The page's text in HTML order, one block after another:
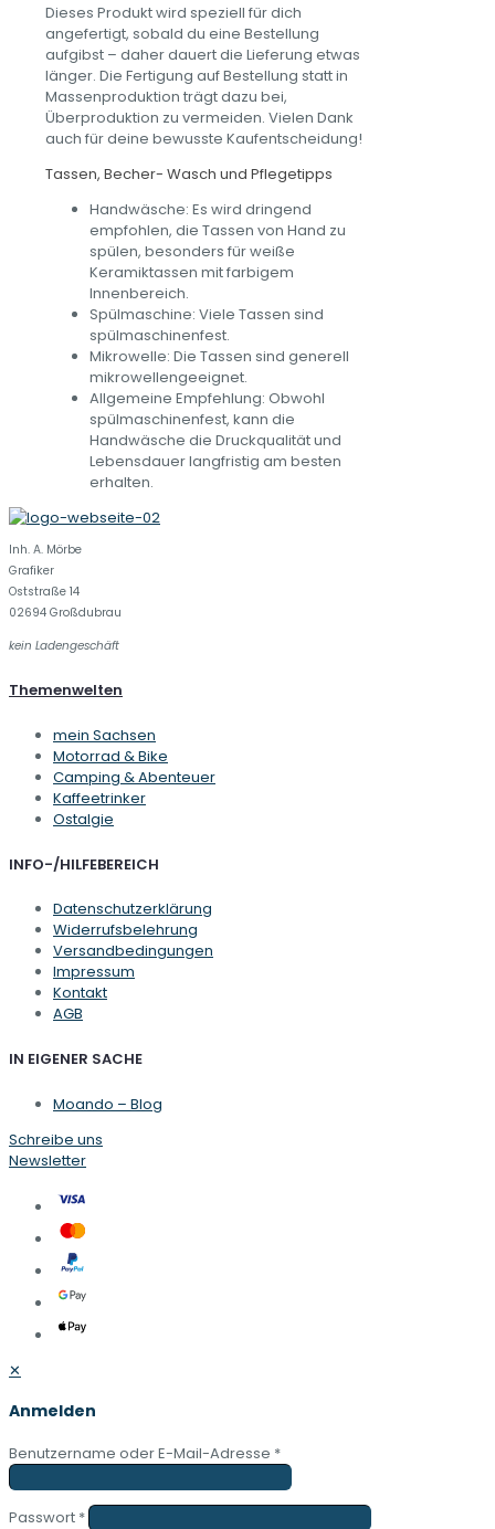
Dieses Produkt wird speziell für dich
angefertigt, sobald du eine Bestellung
aufgibst – daher dauert die Lieferung etwas
länger. Die Fertigung auf Bestellung statt in
Massenproduktion trägt dazu bei,
Überproduktion zu vermeiden. Vielen Dank
auch für deine bewusste Kaufentscheidung!
Tassen, Becher- Wasch und Pflegetipps
Handwäsche: Es wird dringend
empfohlen, die Tassen von Hand zu
spülen, besonders für weiße
Keramiktassen mit farbigem
Innenbereich.
Spülmaschine: Viele Tassen sind
spülmaschinenfest.
Mikrowelle: Die Tassen sind generell
mikrowellengeeignet.
Allgemeine Empfehlung: Obwohl
spülmaschinenfest, kann die
Handwäsche die Druckqualität und
Lebensdauer langfristig am besten
erhalten.
Inh. A. Mörbe
Grafiker
Oststraße 14
02694 Großdubrau
kein Ladengeschäft
Themenwelten
mein Sachsen
Motorrad & Bike
Camping & Abenteuer
Kaffeetrinker
Ostalgie
INFO-/HILFEBEREICH
Datenschutzerklärung
Widerrufsbelehrung
Versandbedingungen
Impressum
Kontakt
AGB
IN EIGENER SACHE
Moando – Blog
Schreibe uns
Newsletter
✕
Anmelden
Benutzername oder E-Mail-Adresse *
Passwort *